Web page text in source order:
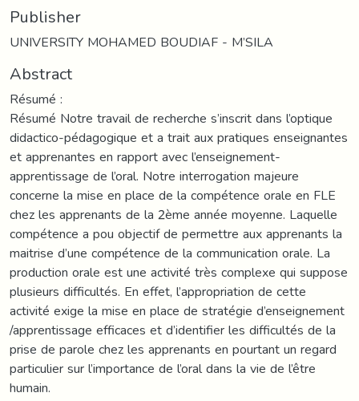
Publisher
UNIVERSITY MOHAMED BOUDIAF - M’SILA
Abstract
Résumé :
Résumé Notre travail de recherche s’inscrit dans l’optique
didactico-pédagogique et a trait aux pratiques enseignantes
et apprenantes en rapport avec l’enseignement-
apprentissage de l’oral. Notre interrogation majeure
concerne la mise en place de la compétence orale en FLE
chez les apprenants de la 2ème année moyenne. Laquelle
compétence a pou objectif de permettre aux apprenants la
maitrise d’une compétence de la communication orale. La
production orale est une activité très complexe qui suppose
plusieurs difficultés. En effet, l’appropriation de cette
activité exige la mise en place de stratégie d’enseignement
/apprentissage efficaces et d’identifier les difficultés de la
prise de parole chez les apprenants en pourtant un regard
particulier sur l’importance de l’oral dans la vie de l’être
humain.